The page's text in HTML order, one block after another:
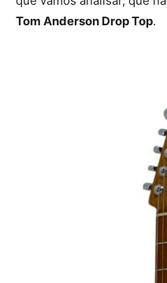
Tom Anderson Drop Top.